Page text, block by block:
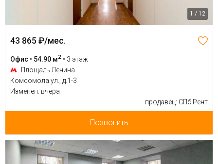
1 / 12
43 865 ₽/мес.
Офис • 54.90 м2 • 3 этаж
Площадь Ленина
Комсомола ул., д.1-3
Изменен: вчера
продавец: СПб Рент
Позвонить